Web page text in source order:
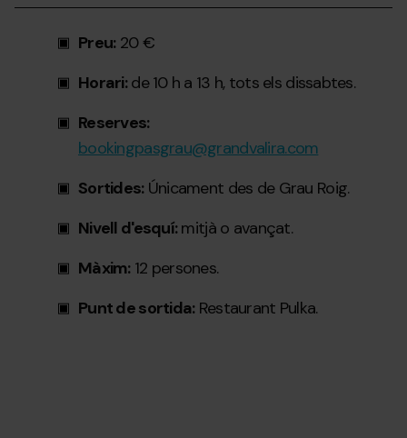
Preu:20 €
Horari:de 10 h a 13 h, tots els dissabtes.
Reserves:
bookingpasgrau@grandvalira.com
Sortides:Únicament des de Grau Roig.
Nivell d'esquí:mitjà o avançat.
Màxim:12 persones.
Punt de sortida:Restaurant Pulka.